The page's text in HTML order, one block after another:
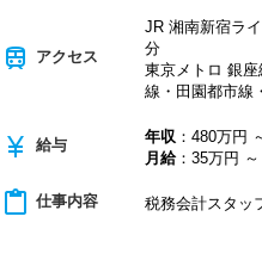
新宿オフィスの精鋭スタッフが立
都心部ということもあり、IT系な
20代が中心となっており、専門学校
若いメンバーが多く明るい雰囲気
自主性がある方には活躍できる舞
は、ぜひ当社の門を叩いてください！
【ご紹介が多い安定企業でお客様か
私達は「税務のプロフェッショナル
train アクセス
JR 湘南新宿ラ
分
東京メトロ 銀
線・田園都市線
currency_yen 給与 年収 ：480万円
月給：35万円 ～
content_paste 仕事内容 税務会計スタッ